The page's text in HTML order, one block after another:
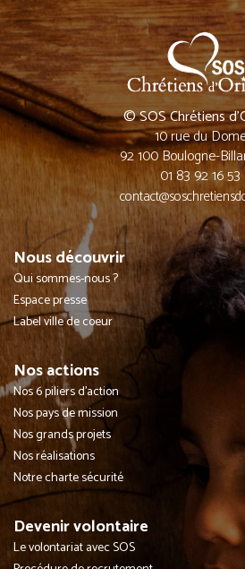
© SOS Chrétiens
10 rue du
92 100 Boulogne-
01 83 92 16 53
Nous découvrir
Qui sommes-nous ?
Espace presse
Label ville de coeur
Nos actions
Nos 6 piliers d'action
Nos pays de mission
Nos grands projets
Nos réalisations
Notre charte sécurité
Devenir volontaire
Le volontariat avec SOS